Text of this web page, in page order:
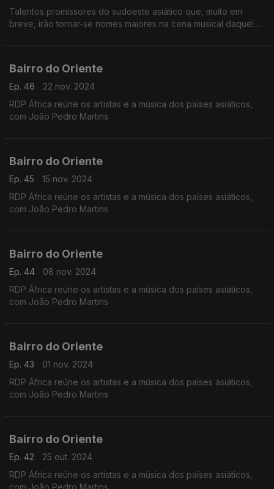
Talentos promissores do sudoeste asiático que, muito em
breve, irão tornar-se nomes maiores na cena musical daquela
Bairro do Oriente
Ep. 46
22 nov. 2024
RDP África reúne os artistas e a música dos países asiáticos,
com João Pedro Martins
Bairro do Oriente
Ep. 45
15 nov. 2024
RDP África reúne os artistas e a música dos países asiáticos,
com João Pedro Martins
Bairro do Oriente
Ep. 44
08 nov. 2024
RDP África reúne os artistas e a música dos países asiáticos,
com João Pedro Martins
Bairro do Oriente
Ep. 43
01 nov. 2024
RDP África reúne os artistas e a música dos países asiáticos,
com João Pedro Martins
Bairro do Oriente
Ep. 42
25 out. 2024
RDP África reúne os artistas e a música dos países asiáticos,
com João Pedro Martins